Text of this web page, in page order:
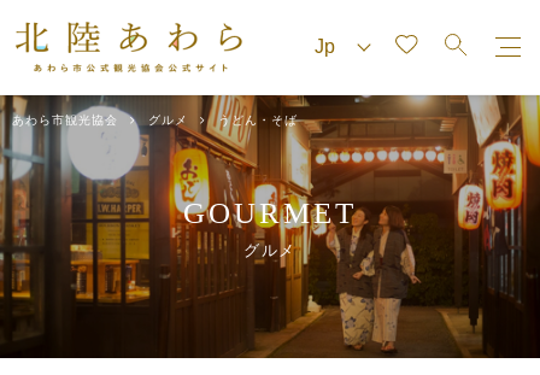
あわら市観光協会 グルメ うどん・そば
GOURMET
グルメ